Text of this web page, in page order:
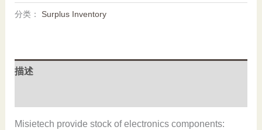
25-
33024,New
stock
数
分类： Surplus Inventory
描述
Misietech provide stock of electronics components: